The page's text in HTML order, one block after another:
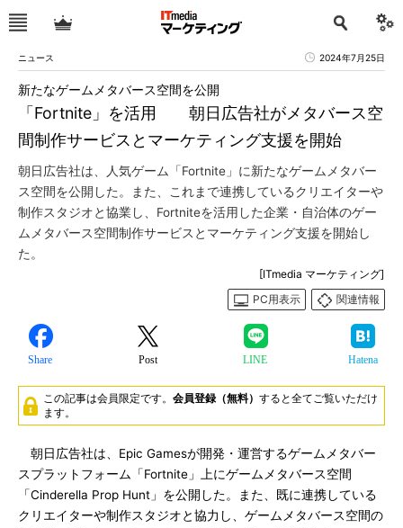
ニュース 2024年7月25日
「Fortnite」を活用 朝日広告社がメタバース空
間制作サービスとマーケティング支援を開始
新たなゲームメタバース空間を公開
朝日広告社は、人気ゲーム「Fortnite」に新たなゲームメタバー
ス空間を公開した。また、これまで連携しているクリエイターや
制作スタジオと協業し、Fortniteを活用した企業・自治体のゲー
ムメタバース空間制作サービスとマーケティング支援を開始し
た。
[ITmedia マーケティング]
PC用表示
関連情報
Share Post LINE Hatena
この記事は会員限定です。 会員登録（無料） すると全てご覧いただけ
ます。
朝日広告社は、Epic Gamesが開発・運営するゲームメタバー
スプラットフォーム「Fortnite」上にゲームメタバース空間
「Cinderella Prop Hunt」を公開した。また、既に連携している
クリエイターや制作スタジオと協力し、ゲームメタバース空間の